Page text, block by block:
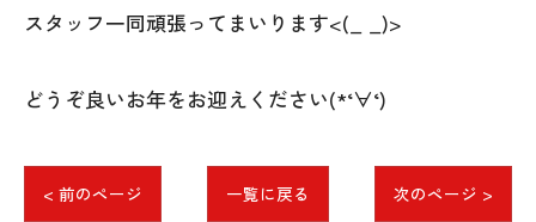
スタッフ一同頑張ってまいります<(_ _)>
どうぞ良いお年をお迎えください(*‘∀‘)
< 前のページ 一覧に戻る 次のページ >